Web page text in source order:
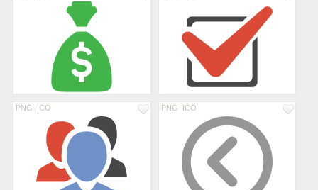
PNG ICO PNG ICO